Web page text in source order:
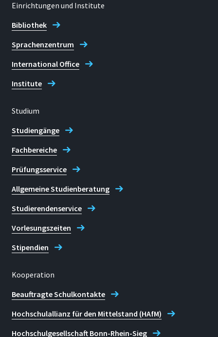
Einrichtungen und Institute
Bibliothek
Sprachenzentrum
International Office
Institute
Studium
Studiengänge
Fachbereiche
Prüfungsservice
Allgemeine Studienberatung
Studierendenservice
Vorlesungszeiten
Stipendien
Kooperation
Beauftragte Schulkontakte
Hochschulallianz für den Mittelstand (HAfM)
Hochschulgesellschaft Bonn-Rhein-Sieg